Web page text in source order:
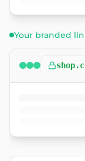
Your branded